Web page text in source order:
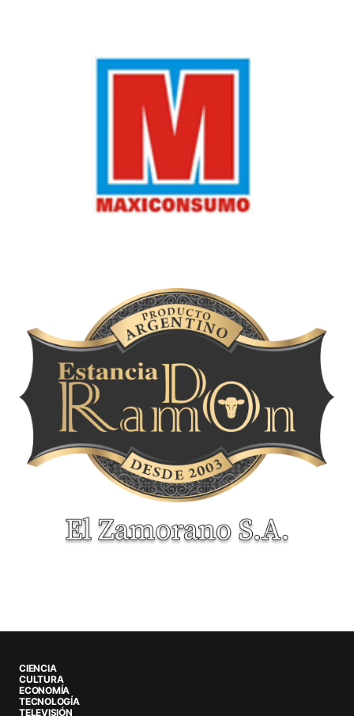
CIENCIA
CULTURA
ECONOMÍA
TECNOLOGÍA
TELEVISIÓN